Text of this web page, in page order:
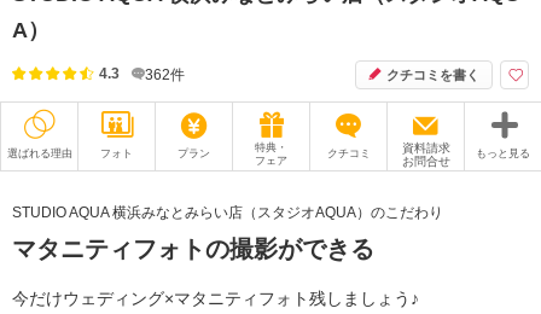
A）
4.3 362件 クチコミを書く
選ばれる理由 フォト プラン
特典・
フェア
クチコミ
資料請求
お問合せ
もっと見る
衣装 ムービー
オプション ブログ
STUDIO AQUA 横浜みなとみらい店（スタジオAQUA）のこだわり
マタニティフォトの撮影ができる
今だけウェディング×マタニティフォト残しましょう♪